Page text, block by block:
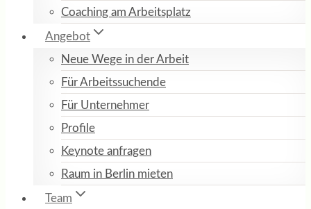
Coaching am Arbeitsplatz
Angebot
Neue Wege in der Arbeit
Für Arbeitssuchende
Für Unternehmer
Profile
Keynote anfragen
Raum in Berlin mieten
Team